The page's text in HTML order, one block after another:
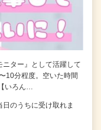
ター』として活躍して
10分程度。空いた時間
いろん…
のうちに受け取れま